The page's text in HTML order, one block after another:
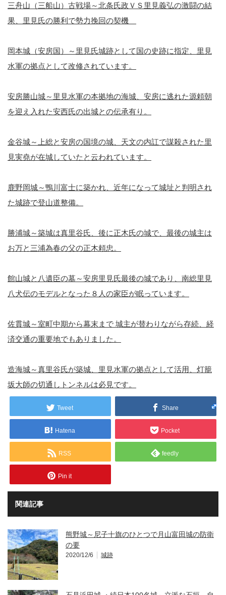
三舟山（三船山）古戦場～北条氏政ＶＳ里見義弘の激闘の結
果、里見氏の勝利で勢力挽回の契機
岡本城（安房国）～里見氏城跡として国の史跡に指定、里見
水軍の拠点として改修されています。
安房勝山城～里見水軍の本拠地の海城、安房に逃れた源頼朝
を迎え入れた安西氏の出城との伝承有り。
金谷城～上総と安房の国境の城、天文の内訌で謀殺された里
見実堯が在城していたと云われています。
鹿野岡城～鴨川富士に築かれ、近年になって城址と判明され
た城跡で登山道整備。
勝浦城～築城は真里谷氏、後に正木氏の城で、最後の城主は
お万と三浦為春の父の正木頼忠。
館山城と八遺臣の墓～安房里見氏最後の城であり、南総里見
八犬伝のモデルとなった８人の家臣が眠っています。
佐貫城～室町中期から幕末まで 城主が替わりながら存続、経
済交通の重要地でもありました。
造海城～真里谷氏が築城、里見水軍の拠点として活用、灯籠
坂大師の切通しトンネルは必見です。
Tweet Share
Hatena Pocket
RSS feedly
Pin it
関連記事
熊野城～尼子十旗のひとつで月山富田城の防衛
の要
2020/12/6 城跡